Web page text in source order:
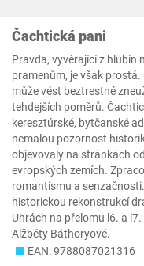
Čachtická pani
Pravda, vyvěrající z hlubin
pramenům, je však
může vést beztrestné
tehdejších poměrů.
keresztúrské, bytčanské
nemalou pozornost
objevovaly na stránkách
evropských zemích.
romantismu a
historickou rekonstrukcí
Uhrách na přelomu l6. a
Alžběty Báthoryové.
EAN: 9788087021316